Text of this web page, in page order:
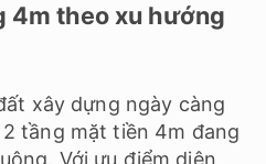
4m theo xu hướng
xây dựng ngày càng
tầng mặt tiền 4m đang